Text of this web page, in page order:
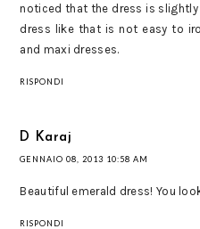
noticed that the dress is slightly
dress like that is not easy to
and maxi dresses.
RISPONDI
D Karaj
GENNAIO 08, 2013 10:58 AM
Beautiful emerald dress! You
RISPONDI